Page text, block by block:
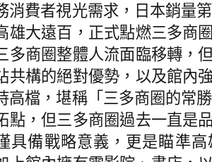
消費者視光需求，日本銷量
雄大遠百，正式點燃三多商
多商圈整體人流面臨移轉，
共構的絕對優勢，以及館內
高檔，堪稱「三多商圈的常
點，但三多商圈過去一直是
具備戰略意義，更是瞄準